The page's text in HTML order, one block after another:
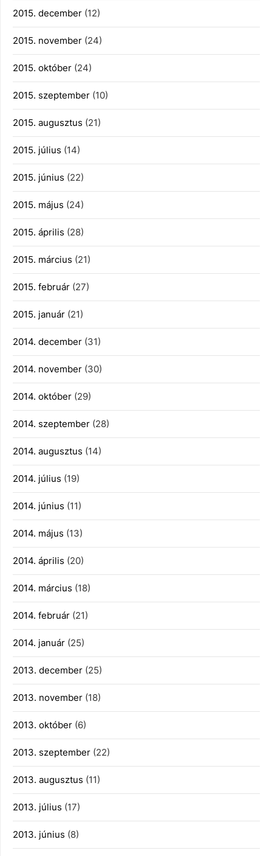
2015. december (12)
2015. november (24)
2015. október (24)
2015. szeptember (10)
2015. augusztus (21)
2015. július (14)
2015. június (22)
2015. május (24)
2015. április (28)
2015. március (21)
2015. február (27)
2015. január (21)
2014. december (31)
2014. november (30)
2014. október (29)
2014. szeptember (28)
2014. augusztus (14)
2014. július (19)
2014. június (11)
2014. május (13)
2014. április (20)
2014. március (18)
2014. február (21)
2014. január (25)
2013. december (25)
2013. november (18)
2013. október (6)
2013. szeptember (22)
2013. augusztus (11)
2013. július (17)
2013. június (8)